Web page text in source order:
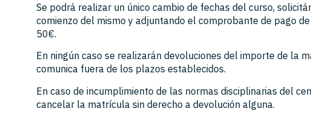
Se podrá realizar un único cambio de fechas del curso,
comienzo del mismo y adjuntando el comprobante de pago
50€.
En ningún caso se realizarán devoluciones del importe de la
comunica fuera de los plazos establecidos.
En caso de incumplimiento de las normas disciplinarias del
cancelar la matrícula sin derecho a devolución alguna.